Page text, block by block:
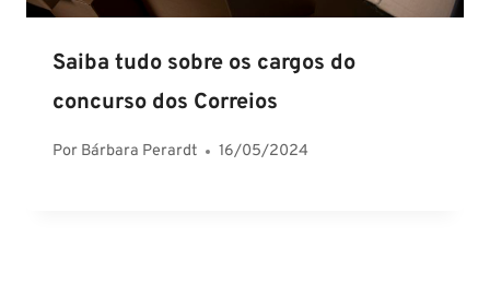
Saiba tudo sobre os cargos do
concurso dos Correios
Por Bárbara Perardt 16/05/2024